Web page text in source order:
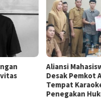
Aliansi
Desak Pemkot
Tempat
Penegakan